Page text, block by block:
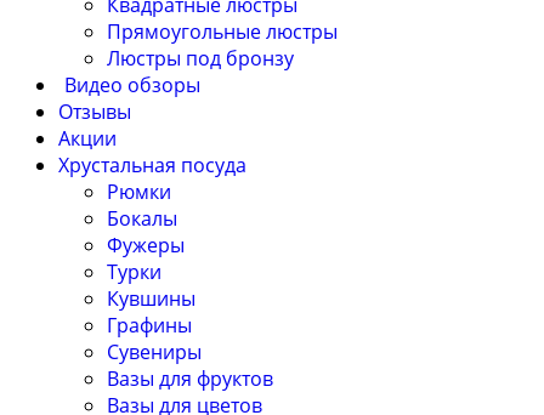
Прямоугольные люстры
Люстры под бронзу
Видео обзоры
Отзывы
Акции
Хрустальная посуда
Рюмки
Бокалы
Фужеры
Турки
Кувшины
Графины
Сувениры
Вазы для фруктов
Вазы для цветов